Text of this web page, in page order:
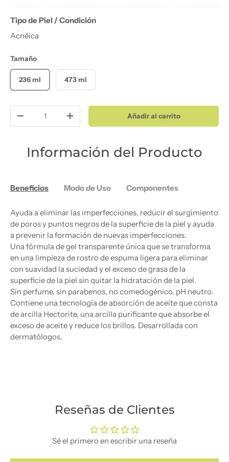
Tipo de Piel / Condición
Acnéica
Tamaño
236 ml 473 ml
Disminuir cantidadAumentar la cantidadAñadir al carrito
Información del Producto
Beneficios Modo de Uso Componentes
Ayuda a eliminar las imperfecciones, reducir el surgimiento
de poros y puntos negros de la superficie de la piel y ayuda
a prevenir la formación de nuevas imperfecciones.
Una fórmula de gel transparente única que se transforma
en una limpieza de rostro de espuma ligera para eliminar
con suavidad la suciedad y el exceso de grasa de la
superficie de la piel sin quitar la hidratación de la piel.
Sin perfume, sin parabenos, no comedogénico, pH neutro.
Contiene una tecnología de absorción de aceite que consta
de arcilla Hectorite, una arcilla purificante que absorbe el
exceso de aceite y reduce los brillos. Desarrollada con
dermatólogos.
Reseñas de Clientes
Sé el primero en escribir una reseña